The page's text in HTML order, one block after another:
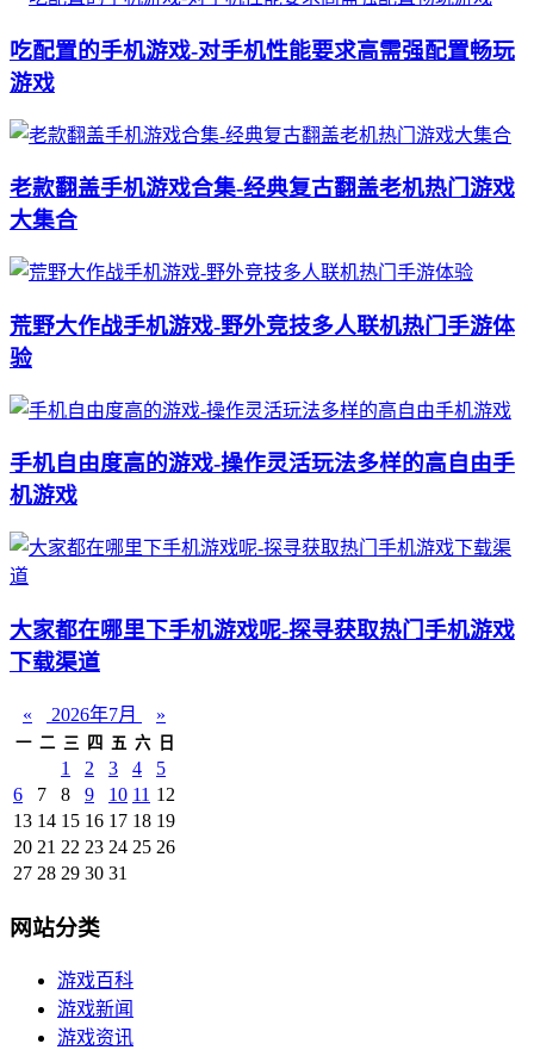
吃配置的手机游戏-对手机性能要求高需强配置畅玩
游戏
老款翻盖手机游戏合集-经典复古翻盖老机热门游戏
大集合
荒野大作战手机游戏-野外竞技多人联机热门手游体
验
手机自由度高的游戏-操作灵活玩法多样的高自由手
机游戏
大家都在哪里下手机游戏呢-探寻获取热门手机游戏
下载渠道
« 2026年7月 »
一 二 三 四 五 六 日
1 2 3 4
5
6
7 8 9 10 11 12
13 14 15 16 17 18 19
20 21 22 23 24 25 26
27 28 29 30 31
网站分类
游戏百科
游戏新闻
游戏资讯